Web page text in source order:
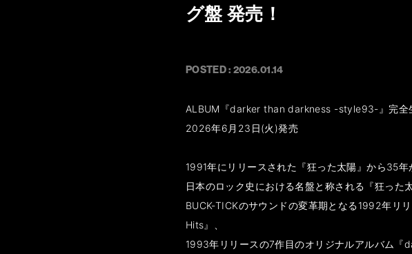
グ盤 発売！
POSTED : 2026.01.14
ALBUM『darker than darkness -style93-』完全
2026年6月23日(火)発売
1991年にリリースされた『狂った太陽』から35年
日本のロック史における名盤と称される『狂った
BUCK-TICKのサウンドの変革期となる1992年リ
Hits』、
1993年リリースの7作目のオリジナルアルバム